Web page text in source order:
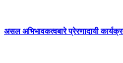
असल अभिभावकत्वबारे प्रेरणादायी